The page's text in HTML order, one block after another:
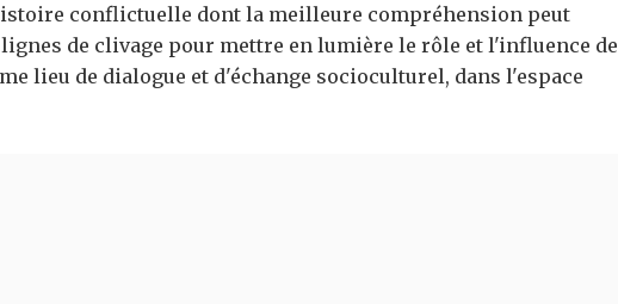
conflictuelle dont la meilleure compréhension peut
de clivage pour mettre en lumière le rôle et l'influence de
lieu de dialogue et d'échange socioculturel, dans l'espace